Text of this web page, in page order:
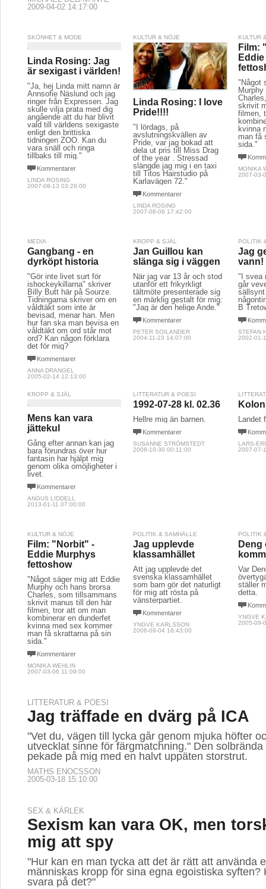
2009-04-02 14:17:00
SKÖNHET & MODE
Linda Rosing: Jag
är sexigast i världen!
"Ja, hej Linda mitt namn är
Annsofie Näslund och jag
ringer från Expressen. Jag
skulle vilja prata med dig
angående att du har blivit
vald till världens sexigaste
enligt den brittiska
tidningen ZOO. Kan du
vara snäll och ringa
tillbaks till mig."
Kommentarer
LINDA ROSING
2007-08-13 03:28:00
KULTUR & NÖJE
Linda Rosing: I love
Pride!!!!
"I lördags, på
avslutningskvällen av
Pride, var jag bokad att
dela ut pris till Miss Drag
of the year . Stressad
slängde jag mig i en taxi
till Titos Hairstudio på
Karlavägen 72."
Kommentarer
LINDA ROSING
2007-08-06 17:42:00
KULTUR
Film:
"Något
skrivit
filmen,
kvinna
man få
sida."
MONIKA
2007-03-
MEDIA
Gangbang - en
dyrköpt historia
"Gör inte livet surt för
ishockeykillarna" skriver
Billy Butt här på Sourze.
Tidningarna skriver om en
våldtäkt som inte är
bevisad, menar han. Men
hur fan ska man bevisa en
våldtäkt om ord står mot
ord? Kan någon förklara
det för mig?
Kommentarer
ANNA DRANGEL
2005-02-14 12:13:00
KROPP & SJÄL
Jan Guillou kan
slänga sig i väggen
När jag var 13 år och stod
utanför ett frikyrkligt
tältmöte presenterade sig
en märklig gestalt för mig:
"Jag är den helige Ande."
Kommentarer
PETER SOILANDER
2004-11-23 14:07:00
POLITIK
Jag
vann!
"I svea
går
sällsynt
B
STEFAN
2002-01-
KROPP & SJÄL
Mens kan vara
jättekul
Gång efter annan kan jag
bara förundras över hur
fantasin har hjälpt mig
genom olika omöjligheter i
livet.
Kommentarer
ANGUS LIDDELL
2013-01-11 07:00:00
LITTERATUR & POESI
1992-07-28 kl. 02.36
Hellre mig än barnen.
Kommentarer
SUSANNE STRÖMSTEDT
2008-10-30 00:11:00
Landet
LARS-
2007-07-
KULTUR & NÖJE
Film: "Norbit" -
Eddie Murphys
fettoshow
"Något säger mig att Eddie
Murphy och hans brorsa
Charles, som tillsammans
skrivit manus till den här
filmen, tror att om man
kombinerar en dunderfet
kvinna med sex kommer
man få skrattarna på sin
sida."
Kommentarer
MONIKA WEHLIN
2007-03-06 11:09:00
POLITIK & SAMHÄLLE
Jag upplevde
klassamhället
Att jag upplevde det
svenska klassamhället
som barn gör det naturligt
för mig att rösta på
vänsterpartiet.
Kommentarer
YNGVE KARLSSON
2006-09-04 16:43:00
POLITIK
Deng
Var
ställer
detta.
YNGVE
2005-09-
LITTERATUR & POESI
Jag träffade en dvärg på ICA
"Vet du, vägen till lycka går genom mjuka höfter
utvecklat sinne för färgmatchning." Den solbrända
pekade på mig med en halvt uppäten storstrut.
MATHS ENOCSSON
2005-03-18 15:10:00
SEX & KÄRLEK
Sexism kan vara OK, men
mig att spy
"Hur kan en man tycka att det är rätt att använda
människas kropp för sina egna egoistiska syften?
svara på det?"